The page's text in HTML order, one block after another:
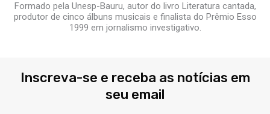
Formado pela Unesp-Bauru, autor do livro Literatura cantada,
produtor de cinco álbuns musicais e finalista do Prêmio Esso
1999 em jornalismo investigativo.
Inscreva-se e receba as notícias em
seu email